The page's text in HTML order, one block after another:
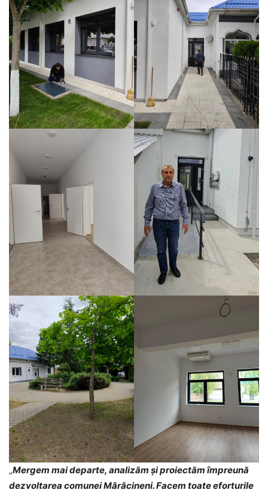
„Mergem mai departe, analizăm și proiectăm împreună
dezvoltarea comunei Mărăcineni. Facem toate eforturile